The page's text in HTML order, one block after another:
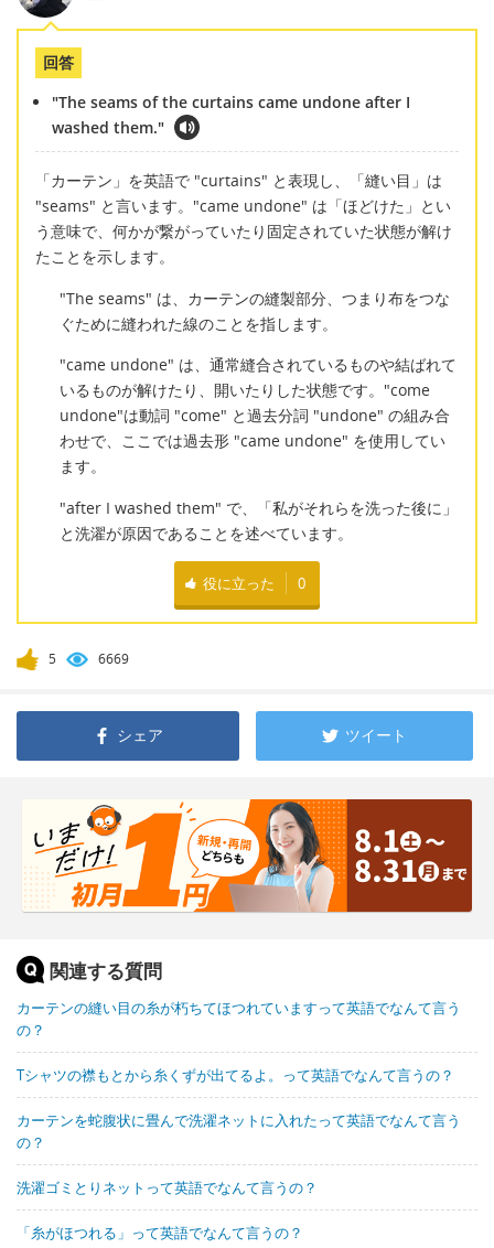
回答
"The seams of the curtains came undone after I
washed them."
「カーテン」を英語で "curtains" と表現し、「縫い目」は
"seams" と言います。"came undone" は「ほどけた」とい
う意味で、何かが繋がっていたり固定されていた状態が解け
たことを示します。
"The seams" は、カーテンの縫製部分、つまり布をつな
ぐために縫われた線のことを指します。
"came undone" は、通常縫合されているものや結ばれて
いるものが解けたり、開いたりした状態です。"come
undone"は動詞 "come" と過去分詞 "undone" の組み合
わせで、ここでは過去形 "came undone" を使用してい
ます。
"after I washed them" で、「私がそれらを洗った後に」
と洗濯が原因であることを述べています。
役に立った 0
5 6669
シェア ツイート
関連する質問
カーテンの縫い目の糸が朽ちてほつれていますって英語でなんて言う
の？
Tシャツの襟もとから糸くずが出てるよ。って英語でなんて言うの？
カーテンを蛇腹状に畳んで洗濯ネットに入れたって英語でなんて言う
の？
洗濯ゴミとりネットって英語でなんて言うの？
「糸がほつれる」って英語でなんて言うの？